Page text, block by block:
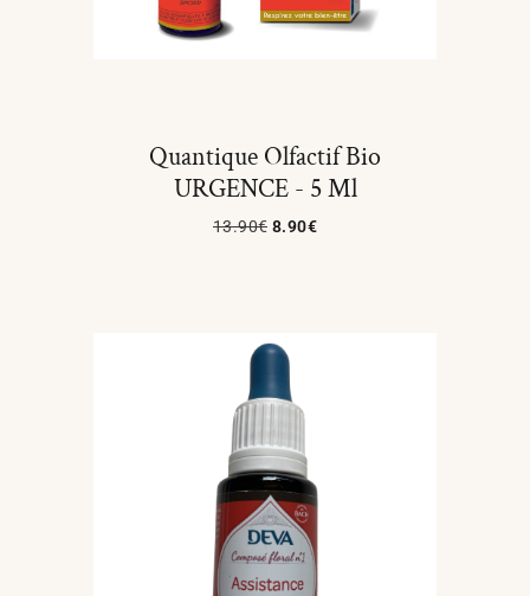
Quantique Olfactif Bio
URGENCE - 5 Ml
13.90€ 8.90€